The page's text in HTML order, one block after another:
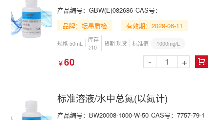
产品编号：GBW(E)082686 CAS号：
品牌：坛墨质检
有效期：2029-06-11
规格 50mL
库存
≥10
货期 现货 标准值 1000mg/L
￥60 
- +
标准溶液/水中总氮(以氮计)
产品编号：BW20008-1000-W-50 CAS号：7757-79-1